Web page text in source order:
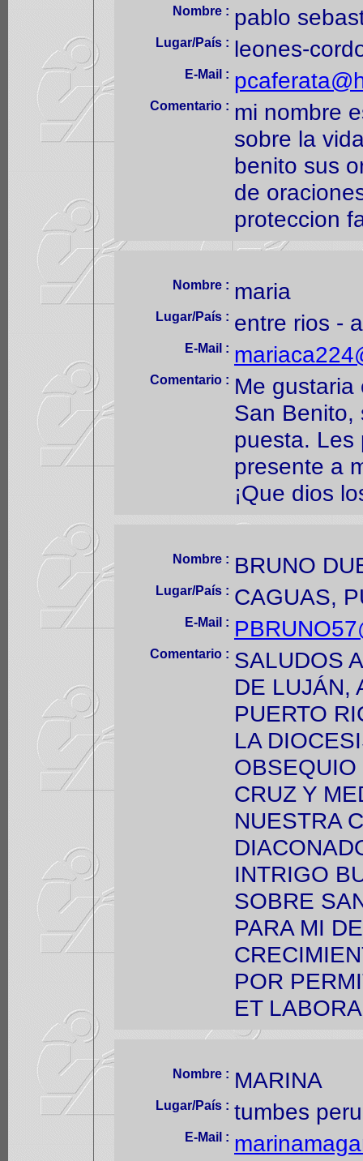
Nombre : pablo
Lugar/País : leones-
E-Mail :
Comentario : mi nombre
sobre la
benito sus
de
proteccion
Nombre : maria
Lugar/País : entre rios -
E-Mail :
Comentario : Me gustaria
San Benito,
puesta. Les
presente a
¡Que dios
Nombre : BRUNO
Lugar/País : CAGUAS,
E-Mail :
Comentario : SALUDOS
DE LUJÁN,
PUERTO
LA
CRUZ Y
NUESTRA
INTRIGO
SOBRE
PARA MI
POR
ET
Nombre : MARINA
Lugar/País : tumbes peru
E-Mail :